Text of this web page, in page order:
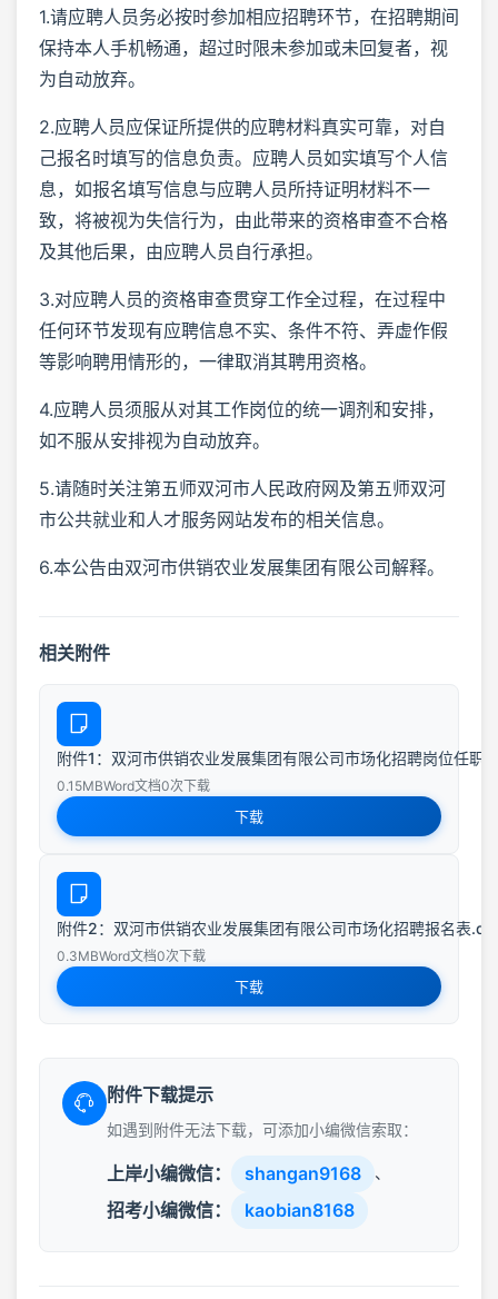
1.请应聘人员务必按时参加相应招聘环节，在招聘期间
保持本人手机畅通，超过时限未参加或未回复者，视
为自动放弃。
2.应聘人员应保证所提供的应聘材料真实可靠，对自
己报名时填写的信息负责。应聘人员如实填写个人信
息，如报名填写信息与应聘人员所持证明材料不一
致，将被视为失信行为，由此带来的资格审查不合格
及其他后果，由应聘人员自行承担。
3.对应聘人员的资格审查贯穿工作全过程，在过程中
任何环节发现有应聘信息不实、条件不符、弄虚作假
等影响聘用情形的，一律取消其聘用资格。
4.应聘人员须服从对其工作岗位的统一调剂和安排，
如不服从安排视为自动放弃。
5.请随时关注第五师双河市人民政府网及第五师双河
市公共就业和人才服务网站发布的相关信息。
6.本公告由双河市供销农业发展集团有限公司解释。
相关附件
附件1：双河市供销农业发展集团有限公司市场化招聘岗位任职
0.15MBWord文档0次下载
下载
附件2：双河市供销农业发展集团有限公司市场化招聘报名表
0.3MBWord文档0次下载
下载
附件下载提示
如遇到附件无法下载，可添加小编微信索取：
上岸小编微信： shangan9168 、
招考小编微信： kaobian8168